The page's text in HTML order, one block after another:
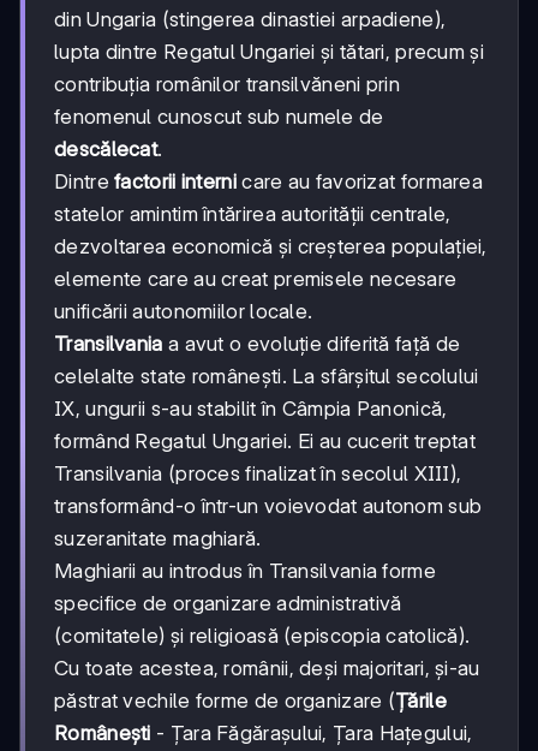
din Ungaria (stingerea dinastiei arpadiene),
lupta dintre Regatul Ungariei și tătari, precum și
contribuția românilor transilvăneni prin
fenomenul cunoscut sub numele de
descălecat.
Dintrefactorii internicare au favorizat formarea
statelor amintim întărirea autorității centrale,
dezvoltarea economică și creșterea populației,
elemente care au creat premisele necesare
unificării autonomiilor locale.
Transilvania a avut o evoluție diferită față de
celelalte state românești. La sfârșitul secolului
IX, ungurii s-au stabilit în Câmpia Panonică,
formând Regatul Ungariei. Ei au cucerit treptat
Transilvania (proces finalizat în secolul XIII),
transformând-o într-un voievodat autonom sub
suzeranitate maghiară.
Maghiarii au introdus în Transilvania forme
specifice de organizare administrativă
(comitatele) și religioasă (episcopia catolică).
Cu toate acestea, românii, deși majoritari, și-au
păstrat vechile forme de organizare (Țările
Românești - Țara Făgărașului, Țara Hațegului,